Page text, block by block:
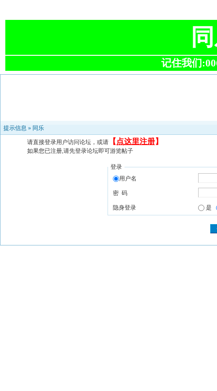
记住我们
提示信息 » 同乐
请直接登录用户访问论坛，或请 【 点这里注册】
如果您已注册,请先登录论坛即可游览帖子
登录
用户名
密 码
隐身登录 是